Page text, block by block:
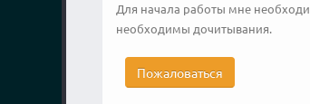
Для начала работы мне
необходимы дочитывания.
Пожаловаться